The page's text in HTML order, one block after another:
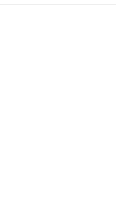
de sport noir/
pour